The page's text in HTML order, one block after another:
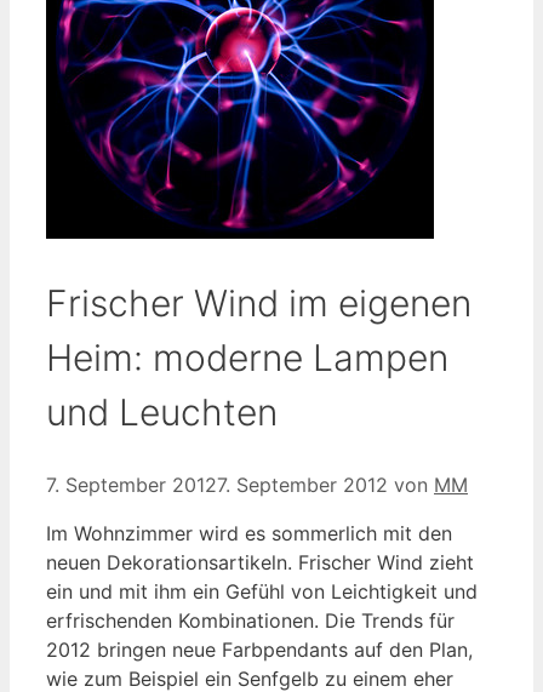
Frischer Wind im eigenen
Heim: moderne Lampen
und Leuchten
7. September 20127. September 2012 von MM
Im Wohnzimmer wird es sommerlich mit den
neuen Dekorationsartikeln. Frischer Wind zieht
ein und mit ihm ein Gefühl von Leichtigkeit und
erfrischenden Kombinationen. Die Trends für
2012 bringen neue Farbpendants auf den Plan,
wie zum Beispiel ein Senfgelb zu einem eher